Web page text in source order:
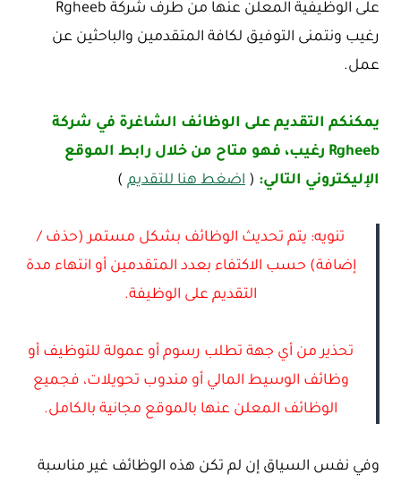
على الوظيفية المعلن عنها من طرف شركة Rgheeb
رغيب ونتمنى التوفيق لكافة المتقدمين والباحثين عن
عمل.
يمكنكم التقديم على الوظائف الشاغرة في شركة
Rgheeb رغيب، فهو متاح من خلال رابط الموقع
الإليكتروني التالي: ( اضغط هنا للتقديم )
تنويه: يتم تحديث الوظائف بشكل مستمر (حذف /
إضافة) حسب الاكتفاء بعدد المتقدمين أو انتهاء مدة
التقديم على الوظيفة.
تحذير من أي جهة تطلب رسوم أو عمولة للتوظيف أو
وظائف الوسيط المالي أو مندوب تحويلات، فجميع
الوظائف المعلن عنها بالموقع مجانية بالكامل.
وفي نفس السياق إن لم تكن هذه الوظائف غير مناسبة